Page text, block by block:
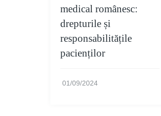
medical românesc:
drepturile și
responsabilitățile
pacienților
01/09/2024